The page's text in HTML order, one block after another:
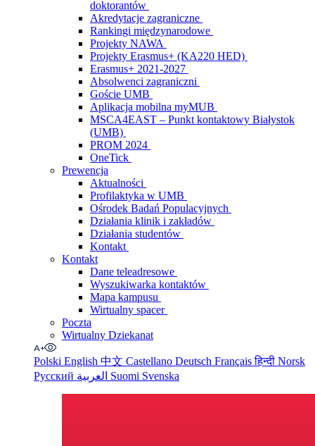
doktorantów
Akredytacje zagraniczne
Rankingi międzynarodowe
Projekty NAWA
Projekty Erasmus+ (KA220 HED)
Erasmus+ 2021-2027
Absolwenci zagraniczni
Goście UMB
Aplikacja mobilna myMUB
MSCA4EAST – Punkt kontaktowy Białystok
(UMB)
PROM 2024
OneTick
Prewencja
Aktualności
Profilaktyka w UMB
Ośrodek Badań Populacyjnych
Działania klinik i zakładów
Działania studentów
Kontakt
Kontakt
Dane teleadresowe
Wyszukiwarka kontaktów
Mapa kampusu
Wirtualny spacer
Poczta
Wirtualny Dziekanat
Polski English 中文 Castellano Deutsch Françaisहिन्दी Norsk
Русский
Suomi Svenska